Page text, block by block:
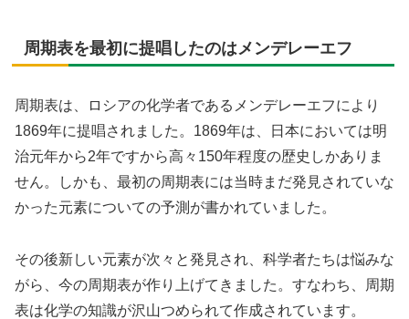
周期表を最初に提唱したのはメンデレーエフ
周期表は、ロシアの化学者であるメンデレーエフにより
1869年に提唱されました。1869年は、日本においては明
治元年から2年ですから高々150年程度の歴史しかありま
せん。しかも、最初の周期表には当時まだ発見されていな
かった元素についての予測が書かれていました。
その後新しい元素が次々と発見され、科学者たちは悩みな
がら、今の周期表が作り上げてきました。すなわち、周期
表は化学の知識が沢山つめられて作成されています。